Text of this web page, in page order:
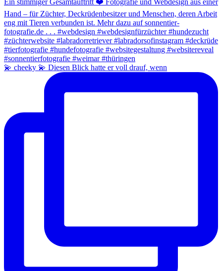
💫 cheeky 💫 Diesen Blick hatte er voll drauf, wenn